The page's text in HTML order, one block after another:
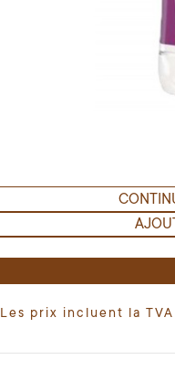
Les prix incluent la